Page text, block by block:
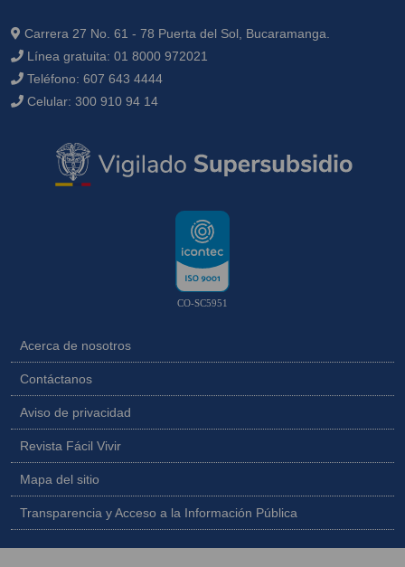
Carrera 27 No. 61 - 78 Puerta del Sol, Bucaramanga.
Línea gratuita: 01 8000 972021
Teléfono: 607 643 4444
Celular: 300 910 94 14
CO-SC5951
Acerca de nosotros
Contáctanos
Aviso de privacidad
Revista Fácil Vivir
Mapa del sitio
Transparencia y Acceso a la Información Pública